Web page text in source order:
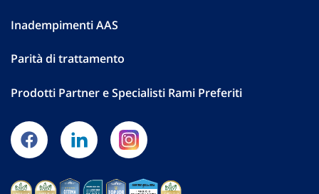
Inadempimenti AAS
Parità di trattamento
Prodotti Partner e Specialisti Rami Preferiti